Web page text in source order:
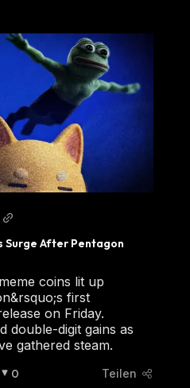
Surge After Pentagon
coins lit up
first
on Friday.
double-digit gains as
gathered steam.
0 Teilen